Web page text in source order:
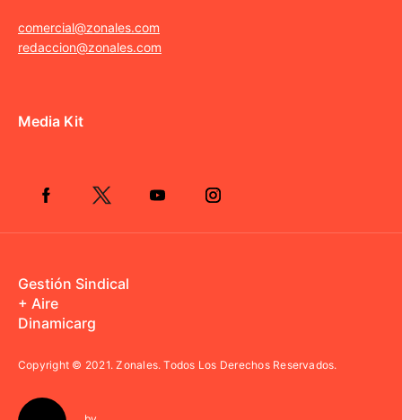
comercial@zonales.com
redaccion@zonales.com
Media Kit
Gestión Sindical
+ Aire
Dinamicarg
Copyright © 2021.Zonales. Todos Los Derechos Reservados.